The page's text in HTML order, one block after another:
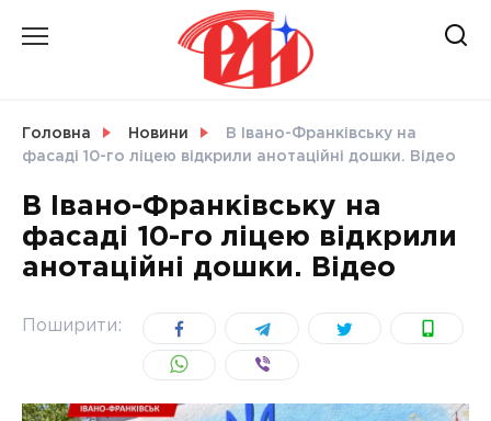
Головна Новини
В Івано-Франківську на
фасаді 10-го ліцею відкрили анотаційні дошки. Відео
В Івано-Франківську на
фасаді 10-го ліцею відкрили
анотаційні дошки. Відео
Поширити: